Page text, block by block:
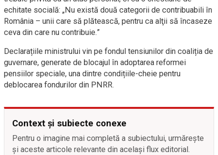
echitate socială: „Nu există două categorii de contribuabili în
România – unii care să plătească, pentru ca alţii să încaseze
ceva din care nu contribuie.”
Declarațiile ministrului vin pe fondul tensiunilor din coaliția de
guvernare, generate de blocajul în adoptarea reformei
pensiilor speciale, una dintre condițiile-cheie pentru
deblocarea fondurilor din PNRR.
Context și subiecte conexe
Pentru o imagine mai completă a subiectului, urmărește
și aceste articole relevante din același flux editorial.